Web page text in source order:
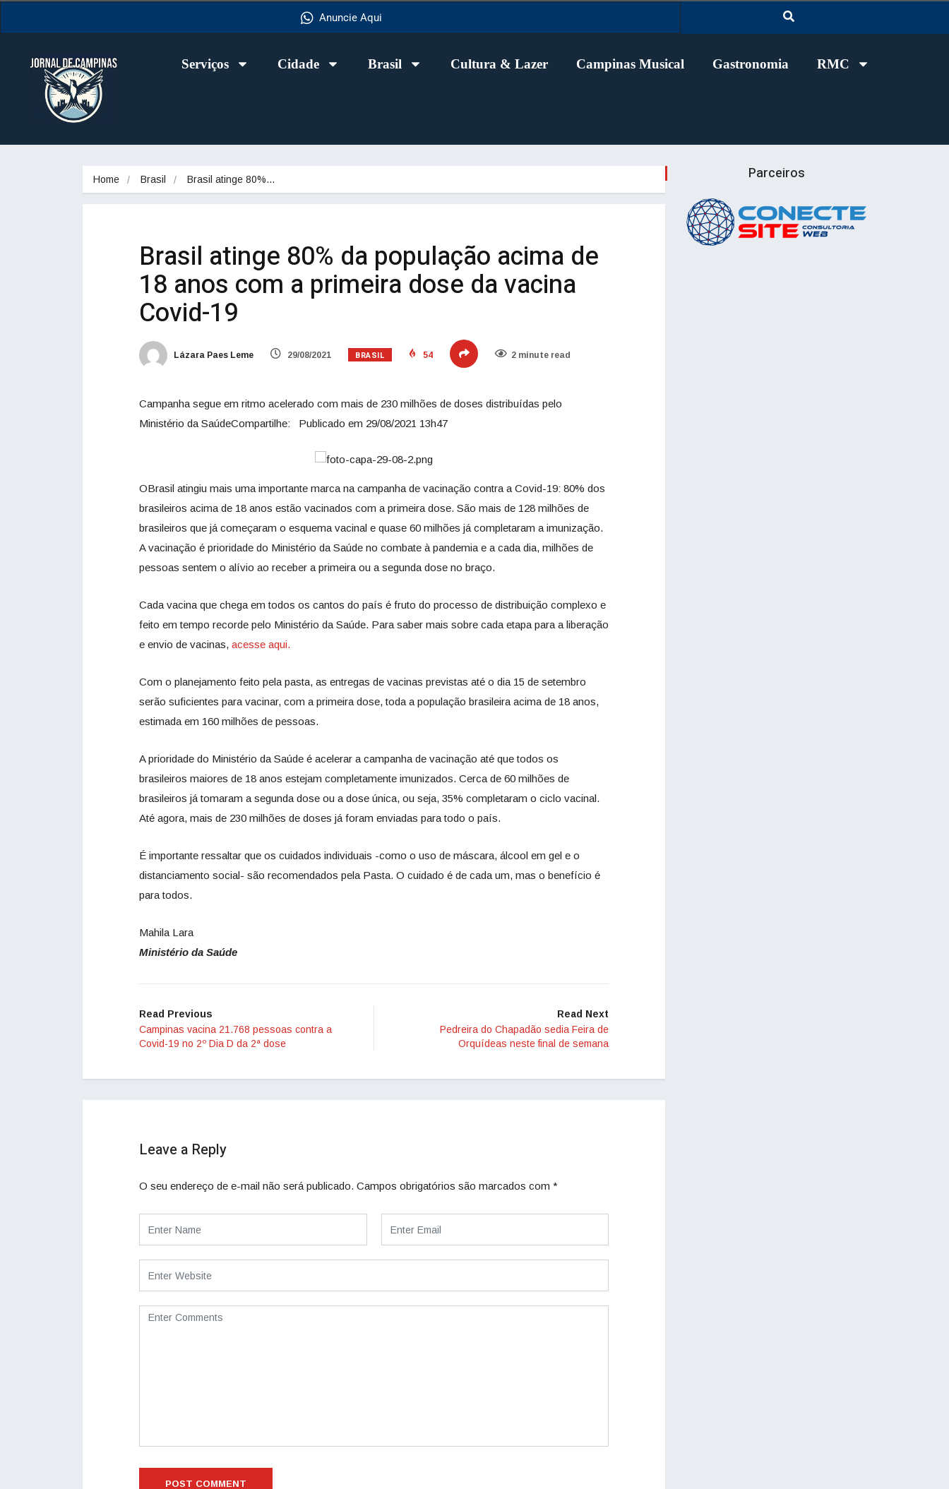
Anuncie Aqui
Serviços Cidade Brasil Cultura & Lazer Campinas Musical Gastronomia RMC
Home Brasil Brasil atinge 80%…
Brasil atinge 80% da população acima de
18 anos com a primeira dose da vacina
Covid-19
Lázara Paes Leme 29/08/2021 BRASIL 54 2 minute read
Campanha segue em ritmo acelerado com mais de 230 milhões de doses distribuídas pelo
Ministério da SaúdeCompartilhe:
Publicado em 29/08/2021 13h47
OBrasil atingiu mais uma importante marca na campanha de vacinação contra a Covid-19: 80% dos
brasileiros acima de 18 anos estão vacinados com a primeira dose. São mais de 128 milhões de
brasileiros que já começaram o esquema vacinal e quase 60 milhões já completaram a imunização.
A vacinação é prioridade do Ministério da Saúde no combate à pandemia e a cada dia, milhões de
pessoas sentem o alívio ao receber a primeira ou a segunda dose no braço.
Cada vacina que chega em todos os cantos do país é fruto do processo de distribuição complexo e
feito em tempo recorde pelo Ministério da Saúde. Para saber mais sobre cada etapa para a liberação
e envio de vacinas, acesse aqui.
Com o planejamento feito pela pasta, as entregas de vacinas previstas até o dia 15 de setembro
serão suficientes para vacinar, com a primeira dose, toda a população brasileira acima de 18 anos,
estimada em 160 milhões de pessoas.
A prioridade do Ministério da Saúde é acelerar a campanha de vacinação até que todos os
brasileiros maiores de 18 anos estejam completamente imunizados. Cerca de 60 milhões de
brasileiros já tomaram a segunda dose ou a dose única, ou seja, 35% completaram o ciclo vacinal.
Até agora, mais de 230 milhões de doses já foram enviadas para todo o país.
É importante ressaltar que os cuidados individuais -como o uso de máscara, álcool em gel e o
distanciamento social- são recomendados pela Pasta. O cuidado é de cada um, mas o benefício é
para todos.
Mahila Lara
Ministério da Saúde
Read Previous
Campinas vacina 21.768 pessoas contra a
Covid-19 no 2º Dia D da 2ª dose
Read Next
Pedreira do Chapadão sedia Feira de
Orquídeas neste final de semana
Leave a Reply
O seu endereço de e-mail não será publicado. Campos obrigatórios são marcados com *
Parceiros